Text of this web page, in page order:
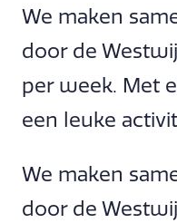
We maken
door de
per week. Met
een leuke
We maken
door de